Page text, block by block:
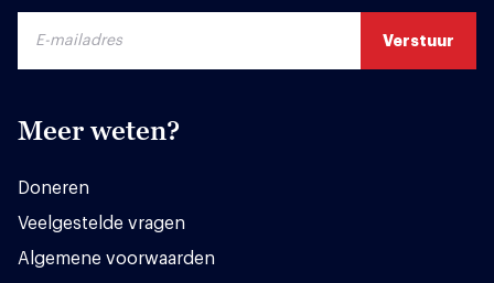
Meer weten?
Doneren
Veelgestelde vragen
Algemene voorwaarden